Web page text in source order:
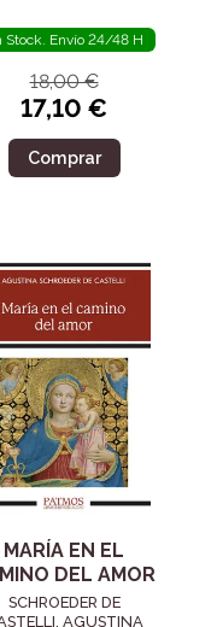
Stock. Envío 24/48 H
18,00 €
17,10 €
Comprar
MARÍA EN EL
DEL AMOR
SCHROEDER DE
AGUSTINA